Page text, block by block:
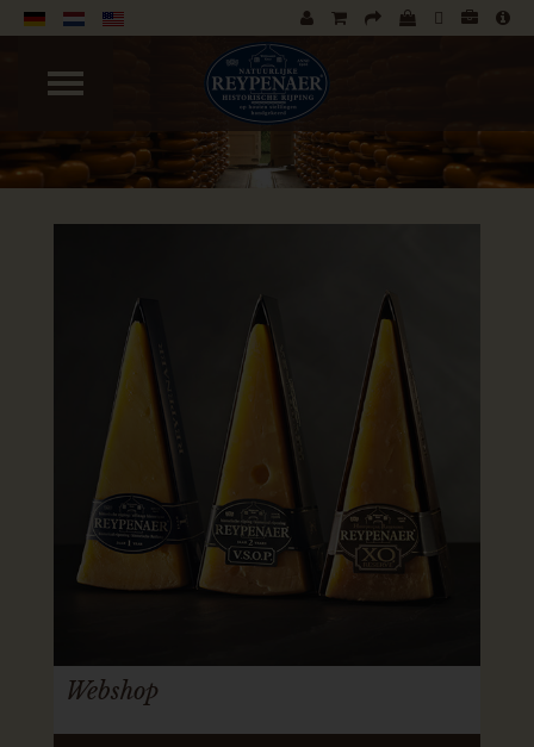
Webshop